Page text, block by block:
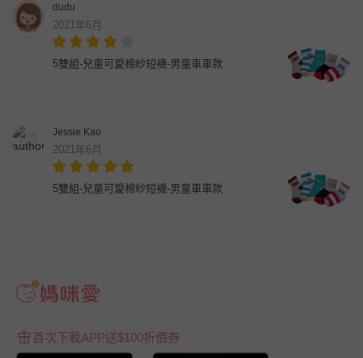
dudu
2021年6月
5雙組-兒童可愛棉紗短襪-男童車車款
Jessie Kao
2021年6月
5雙組-兒童可愛棉紗短襪-男童車車款
首次下載APP送$100折價券